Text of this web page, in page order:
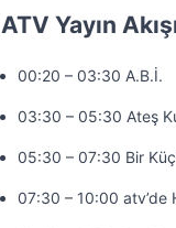
ATV Yayın
00:20 – 03:30 A.B.İ.
03:30 – 05:30 Ateş
05:30 – 07:30 Bir
07:30 – 10:00 atv’de